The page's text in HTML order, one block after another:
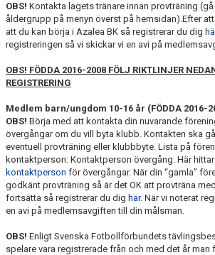
KLUBBHUS
KLUBBSHOP
MATCHER
RIKTLINJER
SPONSRING
DOKUMENT
OBS! Kontakta lagets tränare innan provträning
åldergrupp på menyn överst på hemsidan).Efter
att du kan börja i Azalea BK så registrerar du dig
registreringen så vi skickar vi en avi på
OBS! FÖDDA 2016-2008 FÖLJ RIKTLINJER
REGISTRERING
Medlem barn/ungdom 10-16 år (FÖDDA 2016-
OBS! Börja med att kontakta din nuvarande
övergångar om du vill byta klubb. Kontakten ska
eventuell provträning eller klubbbyte. Lista på
kontaktperson: Kontaktperson övergång. Här
kontaktperson för övergångar. När din “gamla”
godkänt provträning så är det OK att provträna
fortsätta så registrerar du dig här. När vi noterat
en avi på medlemsavgiften till din målsman.
OBS! Enligt Svenska Fotbollförbundets
spelare vara registrerade från och med det år man